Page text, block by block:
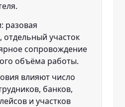
разовая
отдельный участок
сопровождение
объёма работы.
влияют число
банков,
и участков